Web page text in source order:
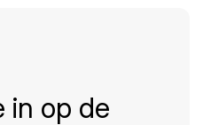
in op de